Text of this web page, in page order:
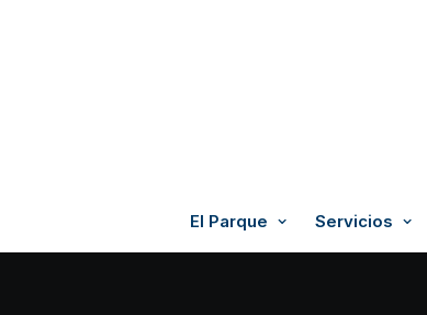
El Parque Servicios